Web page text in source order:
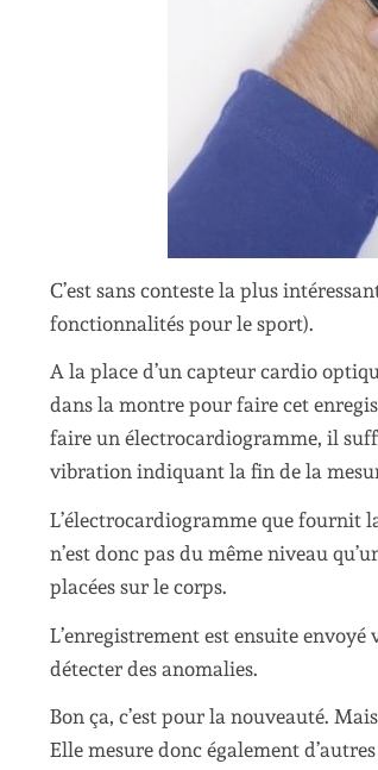
C’est sans conteste la plus
fonctionnalités pour le sport).
A la place d’un capteur cardio
dans la montre pour faire cet
faire un électrocardiogramme, il
vibration indiquant la fin de la
L’électrocardiogramme que fournit
n’est donc pas du même niveau
placées sur le corps.
L’enregistrement est ensuite
détecter des anomalies.
Bon ça, c’est pour la nouveauté.
Elle mesure donc également